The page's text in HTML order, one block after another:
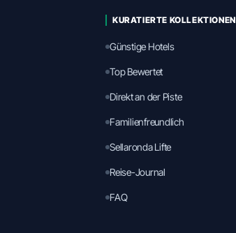
KURATIERTE KOLLEKTIONEN
Günstige Hotels
Top Bewertet
Direkt an der Piste
Familienfreundlich
Sellaronda Lifte
Reise-Journal
FAQ